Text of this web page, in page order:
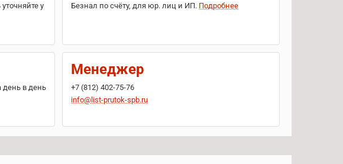
у
Безнал по счёту, для юр. лиц и ИП. Подробнее
день в день
Менеджер
+7 (812) 402-75-76
info@list-prutok-spb.ru